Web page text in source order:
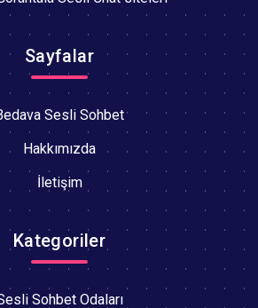
Sayfalar
Sesli Sohbet
Hakkımızda
İletişim
Kategoriler
Sohbet Odaları